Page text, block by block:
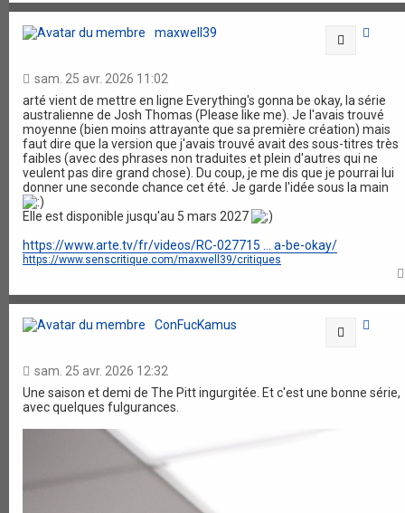
maxwell39 Citation
sam. 25 avr. 2026 11:02
arté vient de mettre en ligne Everything's gonna be okay, la série
australienne de Josh Thomas (Please like me). Je l'avais trouvé
moyenne (bien moins attrayante que sa première création) mais
faut dire que la version que j'avais trouvé avait des sous-titres très
faibles (avec des phrases non traduites et plein d'autres qui ne
veulent pas dire grand chose). Du coup, je me dis que je pourrai lui
donner une seconde chance cet été. Je garde l'idée sous la main
Elle est disponible jusqu'au 5 mars 2027
https://www.arte.tv/fr/videos/RC-027715 ... a-be-okay/
https://www.senscritique.com/maxwell39/critiques
ConFucKamus Citation
sam. 25 avr. 2026 12:32
Une saison et demi de The Pitt ingurgitée. Et c'est une bonne série,
avec quelques fulgurances.